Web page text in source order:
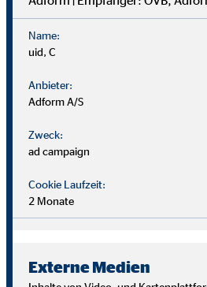
Wir suchen Persönlichkeiten mit
Du musst kein Finanzprofi sein –
Name:
uid, C
Anbieter:
Adform A/S
Zweck:
ad campaign
Cookie Laufzeit:
2 Monate
Externe Medien